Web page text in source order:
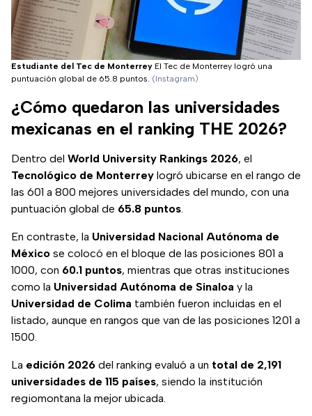
Estudiante del Tec de Monterrey El Tec de Monterrey logró una
puntuación global de 65.8 puntos. (Instagram)
¿Cómo quedaron las universidades
mexicanas en el ranking THE 2026?
Dentro del World University Rankings 2026, el
Tecnológico de Monterrey logró ubicarse en el rango de
las 601 a 800 mejores universidades del mundo, con una
puntuación global de 65.8 puntos.
En contraste, la Universidad Nacional Autónoma de
México se colocó en el bloque de las posiciones 801 a
1000, con 60.1 puntos, mientras que otras instituciones
como la Universidad Autónoma de Sinaloa y la
Universidad de Colima también fueron incluidas en el
listado, aunque en rangos que van de las posiciones 1201 a
1500.
La edición 2026 del ranking evaluó a un total de 2,191
universidades de 115 países, siendo la institución
regiomontana la mejor ubicada.